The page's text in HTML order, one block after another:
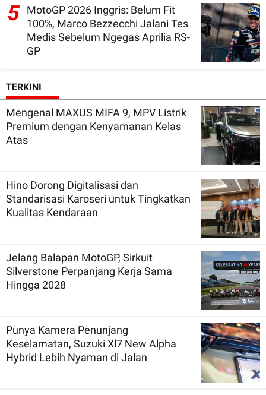
5 MotoGP 2026 Inggris: Belum Fit
100%, Marco Bezzecchi Jalani Tes
Medis Sebelum Ngegas Aprilia RS-
GP
TERKINI
Mengenal MAXUS MIFA 9, MPV Listrik
Premium dengan Kenyamanan Kelas
Atas
Hino Dorong Digitalisasi dan
Standarisasi Karoseri untuk Tingkatkan
Kualitas Kendaraan
Jelang Balapan MotoGP, Sirkuit
Silverstone Perpanjang Kerja Sama
Hingga 2028
Punya Kamera Penunjang
Keselamatan, Suzuki Xl7 New Alpha
Hybrid Lebih Nyaman di Jalan